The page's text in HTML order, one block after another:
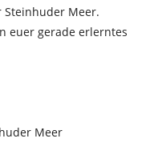
Steinhuder Meer.
euer gerade erlerntes